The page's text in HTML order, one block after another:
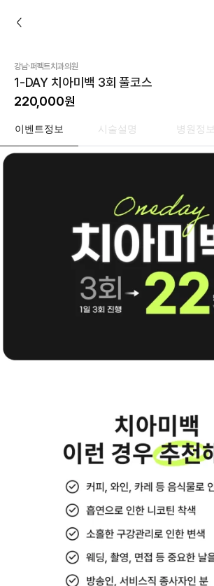
강남·퍼펙트치과의원
1-DAY 치아미백 3회 풀코스
220,000원
이벤트정보 시술설명 병원정보